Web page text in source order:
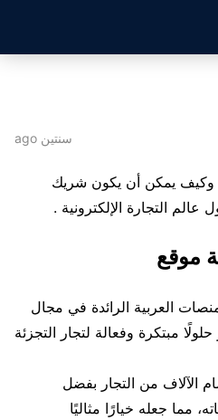
سنتين ago
وكيف يمكن أن يكون شريك
التجارة الإلكترونية .
موقع
العربية الرائدة في مجال
مبتكرة وفعالة لتجار التجزئة
الآلاف من التجار بفضل
مما جعله خيارًا مثاليًا